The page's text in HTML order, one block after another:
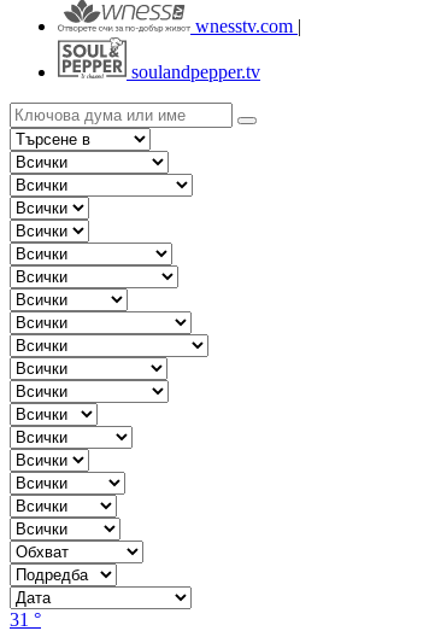
wnesstv.com |
soulandpepper.tv
31 °